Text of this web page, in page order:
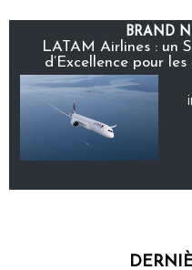
BRAND
LATAM Airlines : un
d’Excellence pour